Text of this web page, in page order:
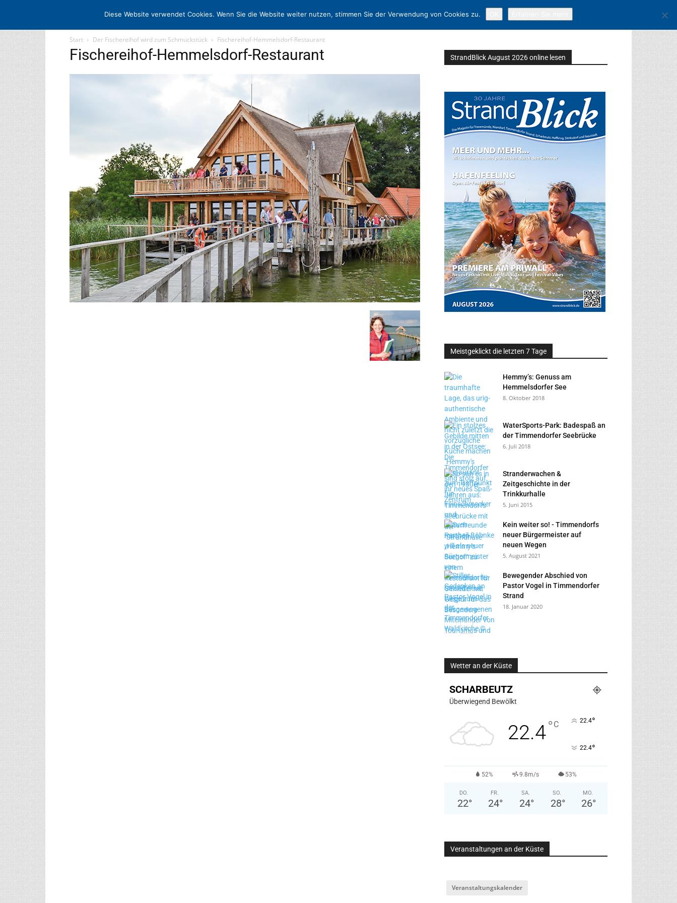
STARTSEITE ARCHIV MEDIADATEN KONTAKT
Start Der Fischereihof wird zum Schmuckstück Fischereihof-Hemmelsdorf-Restaurant
Fischereihof-Hemmelsdorf-Restaurant StrandBlick August 2026 online lesen
Meistgeklickt die letzten 7 Tage
Hemmy’s: Genuss am
Hemmelsdorfer See
8. Oktober 2018
WaterSports-Park: Badespaß an
der Timmendorfer Seebrücke
6. Juli 2018
Stranderwachen &
Zeitgeschichte in der
Trinkkurhalle
5. Juni 2015
Kein weiter so! - Timmendorfs
neuer Bürgermeister auf
neuen Wegen
5. August 2021
Bewegender Abschied von
Pastor Vogel in Timmendorfer
Strand
18. Januar 2020
Wetter an der Küste
SCHARBEUTZ
Überwiegend Bewölkt
22.4°C 22.4°
22.4°
52% 9.8m/s 53%
DO.
22°
FR.
24°
SA.
24°
SO.
28°
MO.
26°
Veranstaltungen an der Küste
Veranstaltungskalender
Diese Website verwendet Cookies. Wenn Sie die Website weiter nutzen, stimmen Sie der Verwendung von Cookies zu.